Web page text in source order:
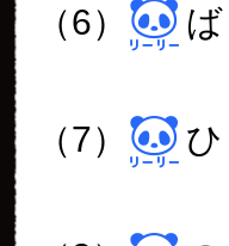
（6）
（7）